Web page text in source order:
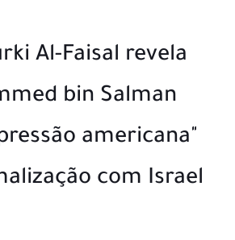
Al-Faisal revela
bin Salman
americana"
com Israel